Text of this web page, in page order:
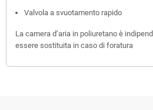
Valvola a svuotamento rapido
La camera d’aria in poliuretano è
essere sostituita in caso di foratura